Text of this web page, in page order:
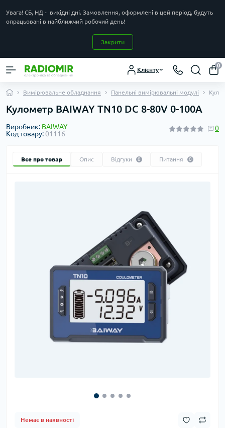
Увага! СБ, НД - вихідні дні. Замовлення, оформлені в цей період, будуть
опрацьовані в найближчий робочий день!
Закрити
Клієнту
0
Вимірювальне обладнання Панельні вимірювальні модулі
Кулометр BAIWAY TN10 DC 8-80V 0-100A
Виробник: BAIWAY
Код товару:01116
0
Все про товар Опис Відгуки 0 Питання 0
Немає в наявності